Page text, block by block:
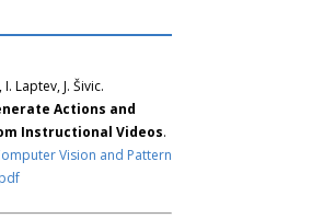
Laptev, J. Šivic.
Actions and
Instructional Videos.
Vision and Pattern
pdf